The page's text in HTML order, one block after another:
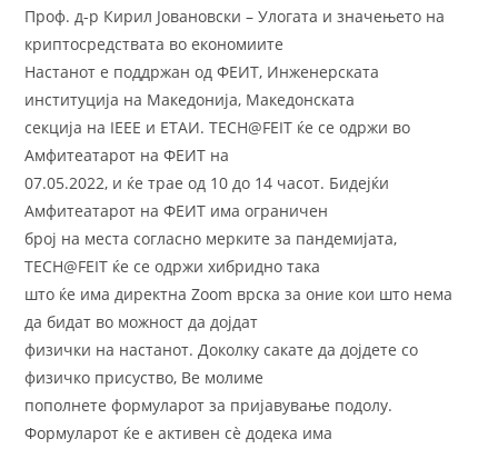
Проф. д-р Кирил Јовановски – Улогата и значењето на
криптосредствата во економиите
Настанот е поддржан од ФЕИТ, Инженерската
институција на Македонија, Македонската
секција на IEEE и ЕТАИ. TECH@FEIT ќе се одржи во
Амфитеатарот на ФЕИТ на
07.05.2022, и ќе трае од 10 до 14 часот. Бидејќи
Амфитеатарот на ФЕИТ има ограничен
број на места согласно мерките за пандемијата,
TECH@FEIT ќе се одржи хибридно така
што ќе има директна Zoom врска за оние кои што нема
да бидат во можност да дојдат
физички на настанот. Доколку сакате да дојдете со
физичко присуство, Ве молиме
пополнете формуларот за пријавување подолу.
Формуларот ќе е активен сè додека има